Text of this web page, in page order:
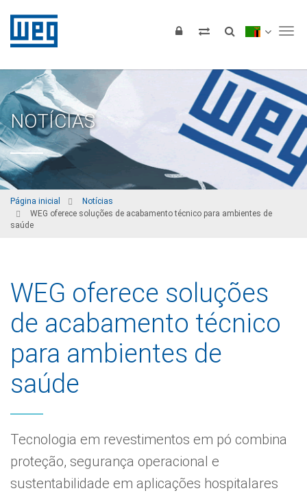
NOTÍCIAS
Página inicial
Notícias
WEG oferece soluções de acabamento técnico para ambientes de
saúde
WEG oferece soluções
de acabamento técnico
para ambientes de
saúde
Tecnologia em revestimentos em pó combina
proteção, segurança operacional e
sustentabilidade em aplicações hospitalares